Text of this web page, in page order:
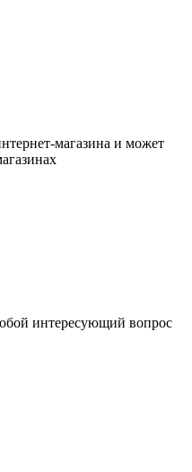
магазина и может
интересующий вопрос